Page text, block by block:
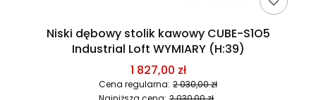
Niski dębowy stolik kawowy CUBE-S1O5
Industrial Loft WYMIARY (H:39)
1 827,00 zł
Cena regularna: 2 030,00 zł